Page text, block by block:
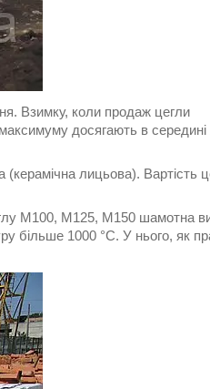
Взимку, коли продаж цегли
досягають в середині
лицьова). Вартість
М100, М125, М150 шамотна
більше 1000 °С. У нього, як